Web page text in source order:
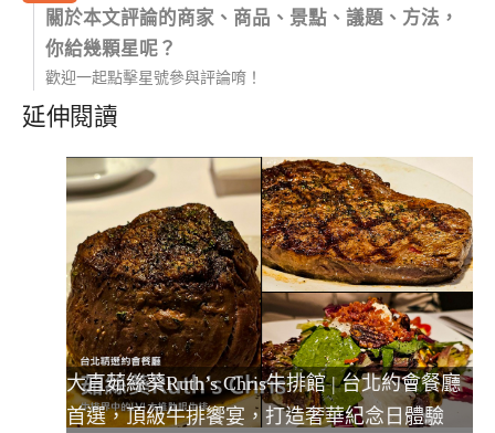
關於本文評論的商家、商品、景點、議題、方法，
你給幾顆星呢？
歡迎一起點擊星號參與評論唷！
延伸閱讀
大直茹絲葵Ruth’s Chris牛排館 | 台北約會餐廳
首選，頂級牛排饗宴，打造奢華紀念日體驗